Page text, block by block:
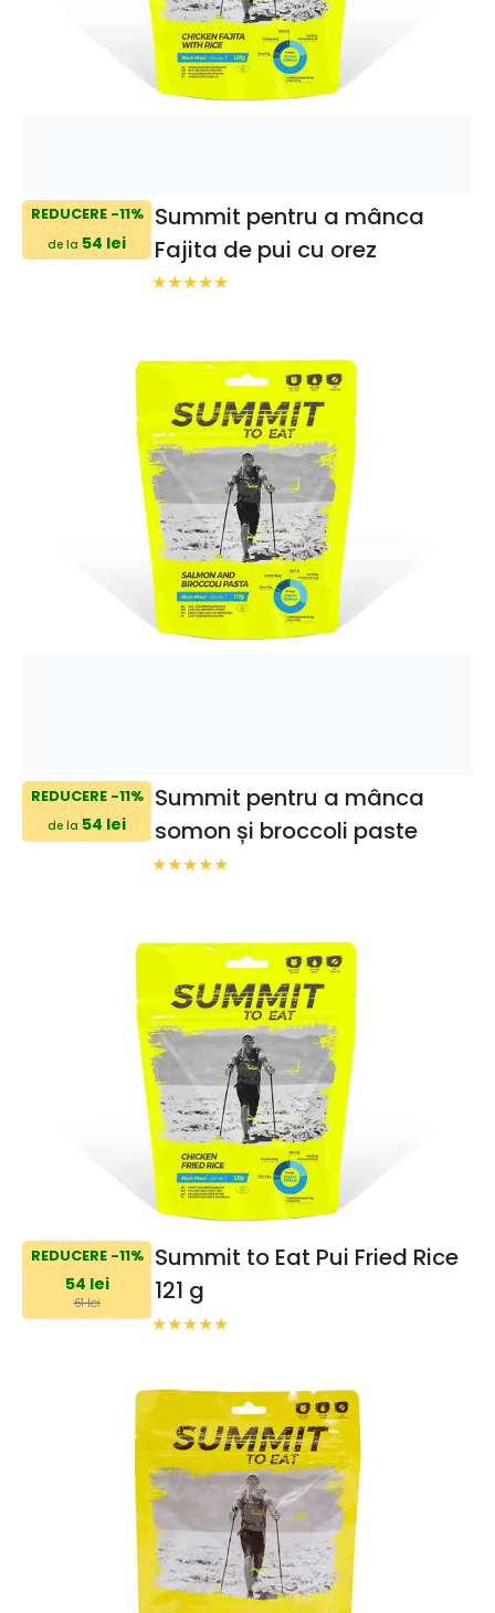
REDUCERE -11%
de la 54 lei
Summit pentru a mânca
Fajita de pui cu orez
REDUCERE -11%
de la 54 lei
Summit pentru a mânca
somon și broccoli paste
REDUCERE -11%
54 lei
61 lei
Summit to Eat Pui Fried Rice
121 g